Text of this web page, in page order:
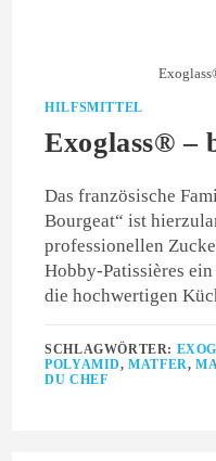
HILFSMITTEL
Exoglass® –
Das französische
Bourgeat“ ist
professionellen
Hobby-Patissières
die hochwertigen
SCHLAGWÖRTER:
POLYAMID,MATFER,
DU CHEF